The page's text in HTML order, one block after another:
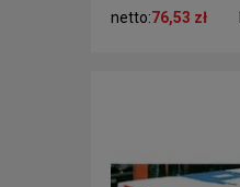
netto:76,53 zł